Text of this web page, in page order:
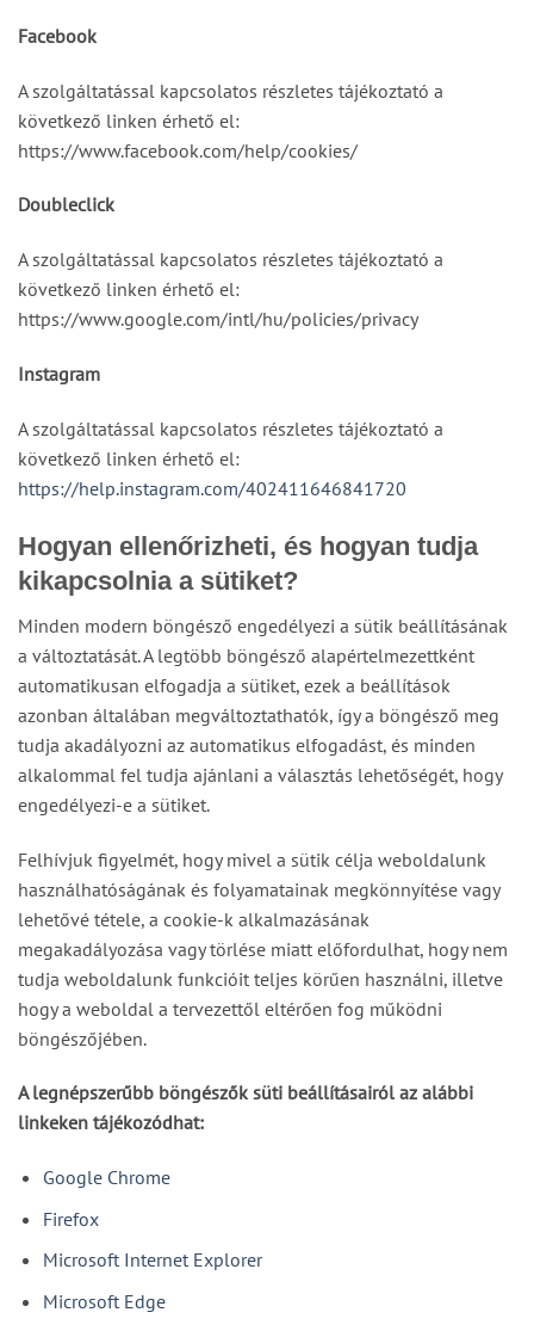
Facebook
A szolgáltatással kapcsolatos részletes tájékoztató a
következő linken érhető el:
https://www.facebook.com/help/cookies/
Doubleclick
A szolgáltatással kapcsolatos részletes tájékoztató a
következő linken érhető el:
https://www.google.com/intl/hu/policies/privacy
Instagram
A szolgáltatással kapcsolatos részletes tájékoztató a
következő linken érhető el:
https://help.instagram.com/402411646841720
Hogyan ellenőrizheti, és hogyan tudja
kikapcsolnia a sütiket?
Minden modern böngésző engedélyezi a sütik beállításának
a változtatását. A legtöbb böngésző alapértelmezettként
automatikusan elfogadja a sütiket, ezek a beállítások
azonban általában megváltoztathatók, így a böngésző meg
tudja akadályozni az automatikus elfogadást, és minden
alkalommal fel tudja ajánlani a választás lehetőségét, hogy
engedélyezi-e a sütiket.
Felhívjuk figyelmét, hogy mivel a sütik célja weboldalunk
használhatóságának és folyamatainak megkönnyítése vagy
lehetővé tétele, a cookie-k alkalmazásának
megakadályozása vagy törlése miatt előfordulhat, hogy nem
tudja weboldalunk funkcióit teljes körűen használni, illetve
hogy a weboldal a tervezettől eltérően fog működni
böngészőjében.
A legnépszerűbb böngészők süti beállításairól az alábbi
linkeken tájékozódhat:
Google Chrome
Firefox
Microsoft Internet Explorer
Microsoft Edge